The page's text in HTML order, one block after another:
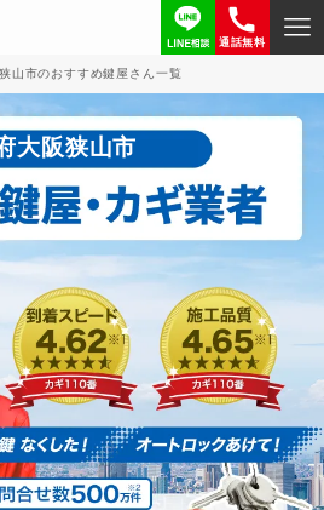
通話無料
山市のおすすめ鍵屋さん一覧
大阪狭山市